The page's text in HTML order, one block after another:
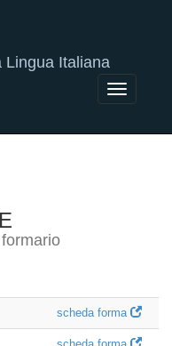
Lingua Italiana
Toggle
scheda forma